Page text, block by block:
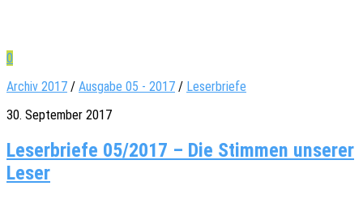
0
Archiv 2017 / Ausgabe 05 - 2017 / Leserbriefe
30. September 2017
Leserbriefe 05/2017 – Die Stimmen unserer
Leser